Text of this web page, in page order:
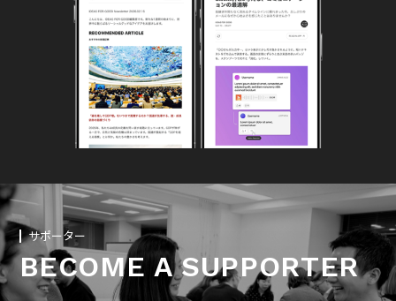
サポーター
BECOME A SUPPORTER